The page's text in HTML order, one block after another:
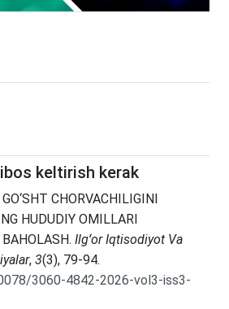
keltirish kerak
CHORVACHILIGINI
HUDUDIY OMILLARI
Ilgʻor Iqtisodiyot Va
, 3(3), 79-94.
3060-4842-2026-vol3-iss3-